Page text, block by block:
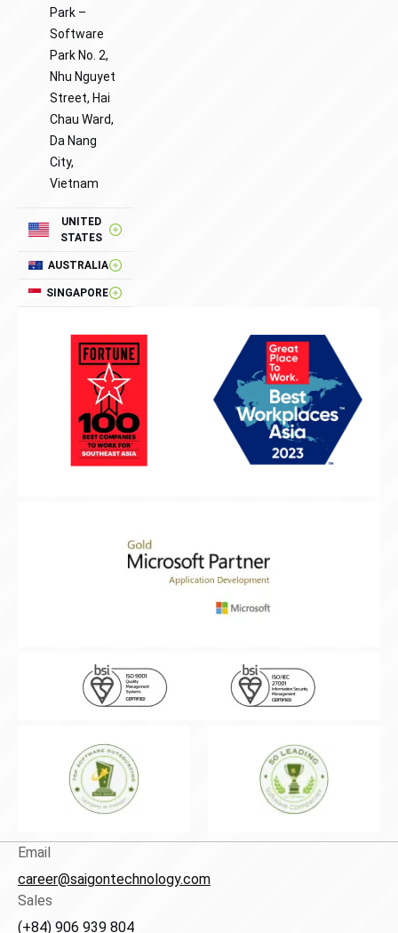
Park –
Software
Park No. 2,
Nhu Nguyet
Street, Hai
Chau Ward,
Da Nang
City,
Vietnam
UNITED
STATES
AUSTRALIA
SINGAPORE
Email
career@saigontechnology.com
Sales
(+84) 906 939 804